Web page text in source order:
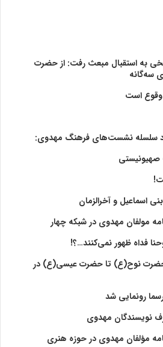
به استقبال مبعث رفت: از حضرت
سه‌گانه
وقوع است
سلسله نشست‌های فرهنگ مهدوی:‌
اسماعیل و آخرالزمان
مولفان مهدوی در شبکه چهار
فداه ظهور نمی‌کنند…؟!
حضرت نوح(ع) تا حضرت عیسی(ع) در
رونمایی شد
نویسندگان مهدوی
مؤلفان مهدوی در حوزه هنری